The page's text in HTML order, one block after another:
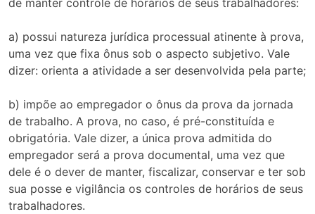
de manter controle de horários de seus trabalhadores:
a) possui natureza jurídica processual atinente à prova,
uma vez que fixa ônus sob o aspecto subjetivo. Vale
dizer: orienta a atividade a ser desenvolvida pela parte;
b) impõe ao empregador o ônus da prova da jornada
de trabalho. A prova, no caso, é pré-constituída e
obrigatória. Vale dizer, a única prova admitida do
empregador será a prova documental, uma vez que
dele é o dever de manter, fiscalizar, conservar e ter sob
sua posse e vigilância os controles de horários de seus
trabalhadores.